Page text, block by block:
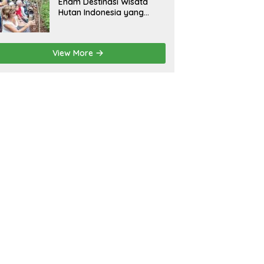
Hutan Indonesia yang
View More